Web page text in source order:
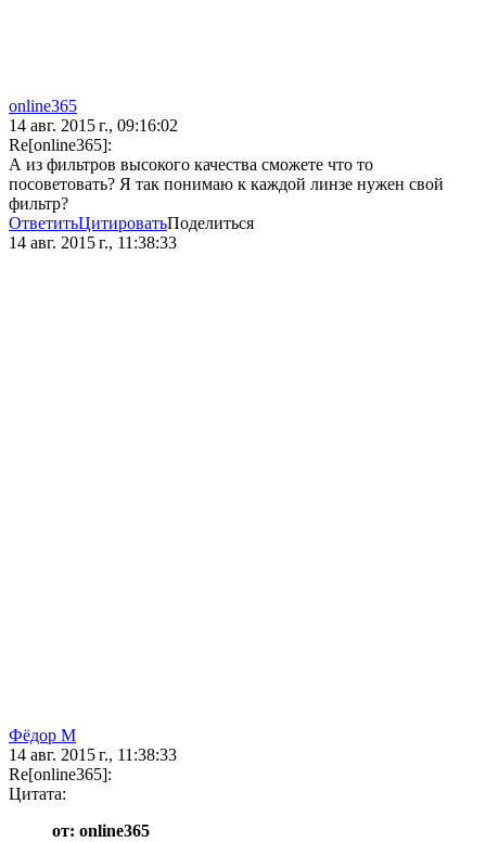
online365
14 авг. 2015 г., 09:16:02
Re[online365]:
А из фильтров высокого качества сможете что то
посоветовать? Я так понимаю к каждой линзе нужен свой
фильтр?
ОтветитьЦитироватьПоделиться
14 авг. 2015 г., 11:38:33
Фёдор М
14 авг. 2015 г., 11:38:33
Re[online365]:
Цитата:
от: online365